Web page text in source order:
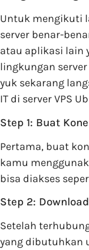
Untuk mengikuti
server benar-
atau aplikasi lain
lingkungan
yuk sekarang
IT di server VPS
Step 1: Buat
Pertama, buat
kamu
bisa diakses
Step 2:
Setelah
yang dibutuhkan